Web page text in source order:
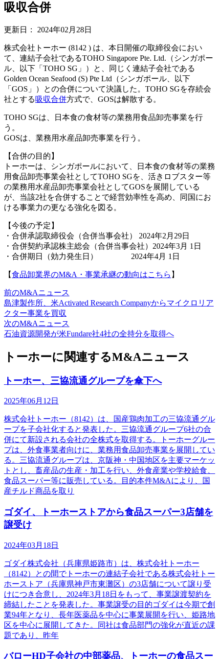
吸収合併
更新日： 2024年02月28日
株式会社トーホー (8142 ) は、本日開催の取締役会におい
て、連結子会社であるTOHO Singapore Pte. Ltd.（シンガポー
ル、以下「TOHO SG」）と、同じく連結子会社である
Golden Ocean Seafood (S) Pte Ltd（シンガポール、以下
「GOS」）との合併について決議した。TOHO SGを存続会
社とする吸収合併方式で、GOSは解散する。
TOHO SGは、日本食の食材等の業務用食品卸売事業を行
う。
GOSは、業務用水産品卸売事業を行う。
【合併の目的】
トーホーは、シンガポールにおいて、日本食の食材等の業務
用食品卸売事業会社としてTOHO SGを、活きロブスター等
の業務用水産品卸売事業会社としてGOSを展開している
が、当該2社を合併することで経営効率性を高め、同国にお
ける事業力の更なる強化を図る。
【今後の予定】
・合併承認取締役会（合併当事会社） 2024年2月29日
・合併契約承認株主総会（合併当事会社）2024年3月 1日
・合併期日（効力発生日） 2024年4月 1日
【食品卸業界のM&A・事業承継の動向はこちら 】
前のM&Aニュース
島津製作所、米Activated Research Companyからマイクロリア
クター事業を買収
次のM&Aニュース
石油資源開発が米Fundare社4社の全持分を取得へ
トーホーに関連するM&Aニュース
トーホー、三協流通グループを傘下へ
2025年06月12日
株式会社トーホー（8142）は、国産鶏肉加工の三協流通グル
ープを子会社化すると発表した。三協流通グループ6社の合
併にて新設される会社の全株式を取得する。トーホーグルー
プは、外食事業者向けに、業務用食品卸売事業を展開してい
る。三協流通グループは、京阪神・中国地区を主要マーケッ
トとし、畜産品の生産・加工を行い、外食産業や学校給食、
食品スーパー等に販売している。目的本件M&Aにより、国
産チルド商品を取り
ゴダイ、トーホーストアから食品スーパー3店舗を
譲受け
2024年03月18日
ゴダイ株式会社（兵庫県姫路市）は、株式会社トーホー
（8142）との間でトーホーの連結子会社である株式会社トー
ホーストア（兵庫県神戸市東灘区）の3店舗について譲り受
けにつき合意し、2024年3月18日をもって、事業譲渡契約を
締結したことを発表した。事業譲受の目的ゴダイは今期で創
業94年となり、長年医薬品を中心に事業展開を行い、姫路地
区を中心に展開してきた。同社は食品部門の強化が直近の課
題であり、昨年
バローHD子会社の中部薬品、トーホーの食品スー